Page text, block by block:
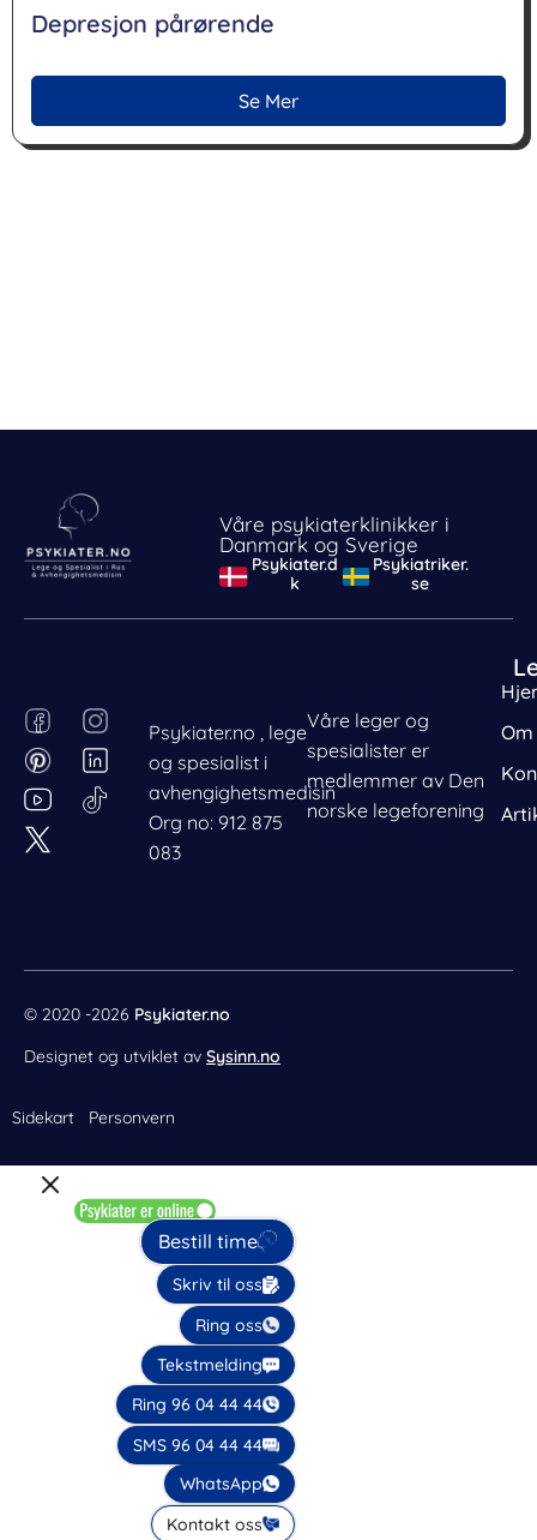
Depresjon pårørende
Se Mer
Våre psykiaterklinikker i
Danmark og Sverige
Psykiater.d
k
Psykiatriker.
se
Psykiater.no , lege
og spesialist i
avhengighetsmedisin
Org no: 912 875
083
Våre leger og
spesialister er
medlemmer av Den
norske legeforening
F
a
c
e
b
o
I
n
s
t
P
i
n
t
e
r
L
i
n
k
© 2020 -2026 Psykiater.no
Designet og utviklet av Sysinn.no
Sidekart Personvern
Bestill time
Skriv til oss
Ring oss
Tekstmelding
Ring 96 04 44 44
SMS 96 04 44 44
WhatsApp
Kontakt oss